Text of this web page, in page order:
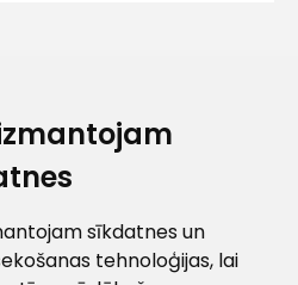
sīkdatnes un
tehnoloģijas, lai
nov., LV - 3801
- 17:00
Piekrītu SIA Hards
lietošanas noteikumiem